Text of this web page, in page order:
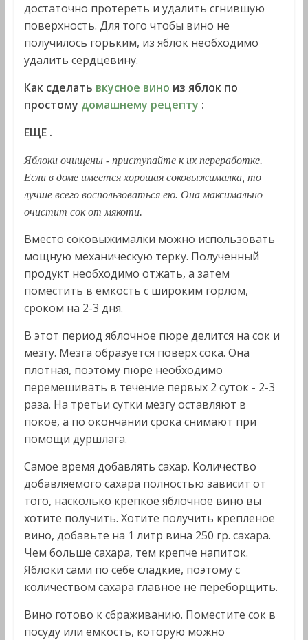
достаточно протереть и удалить сгнившую
поверхность. Для того чтобы вино не
получилось горьким, из яблок необходимо
удалить сердцевину.
Как сделать вкусное вино из яблок по
простому домашнему рецепту :
ЕЩЕ .
Яблоки очищены - приступайте к их переработке.
Если в доме имеется хорошая соковыжималка, то
лучше всего воспользоваться ею. Она максимально
очистит сок от мякоти.
Вместо соковыжималки можно использовать
мощную механическую терку. Полученный
продукт необходимо отжать, а затем
поместить в емкость с широким горлом,
сроком на 2-3 дня.
В этот период яблочное пюре делится на сок и
мезгу. Мезга образуется поверх сока. Она
плотная, поэтому пюре необходимо
перемешивать в течение первых 2 суток - 2-3
раза. На третьи сутки мезгу оставляют в
покое, а по окончании срока снимают при
помощи дуршлага.
Самое время добавлять сахар. Количество
добавляемого сахара полностью зависит от
того, насколько крепкое яблочное вино вы
хотите получить. Хотите получить крепленое
вино, добавьте на 1 литр вина 250 гр. сахара.
Чем больше сахара, тем крепче напиток.
Яблоки сами по себе сладкие, поэтому с
количеством сахара главное не переборщить.
Вино готово к сбраживанию. Поместите сок в
посуду или емкость, которую можно